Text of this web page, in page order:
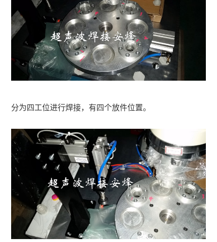
分为四工位进行焊接，有四个放件位置。